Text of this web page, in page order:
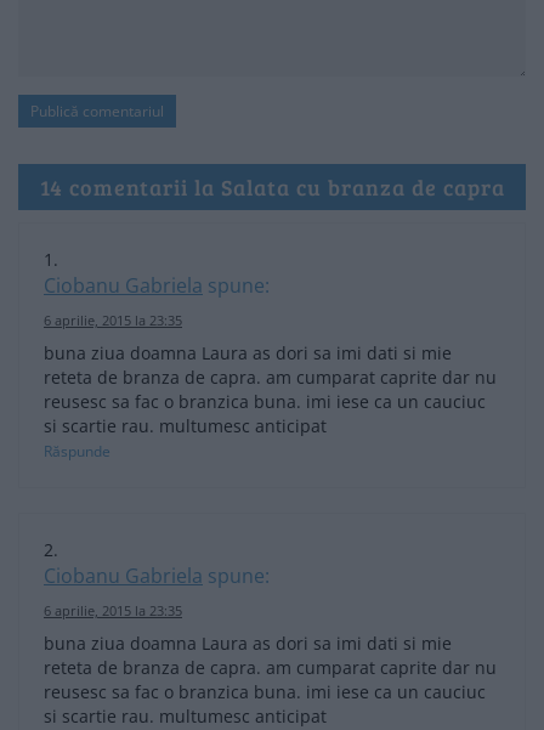
14 comentarii la Salata cu branza de capra
Ciobanu Gabriela spune:
6 aprilie, 2015 la 23:35
buna ziua doamna Laura as dori sa imi dati si mie
reteta de branza de capra. am cumparat caprite dar nu
reusesc sa fac o branzica buna. imi iese ca un cauciuc
si scartie rau. multumesc anticipat
Răspunde
Ciobanu Gabriela spune:
6 aprilie, 2015 la 23:35
buna ziua doamna Laura as dori sa imi dati si mie
reteta de branza de capra. am cumparat caprite dar nu
reusesc sa fac o branzica buna. imi iese ca un cauciuc
si scartie rau. multumesc anticipat